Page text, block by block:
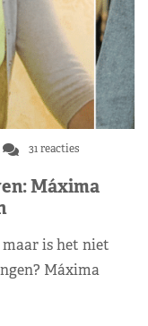
31 reacties
Máxima
is het niet
Máxima